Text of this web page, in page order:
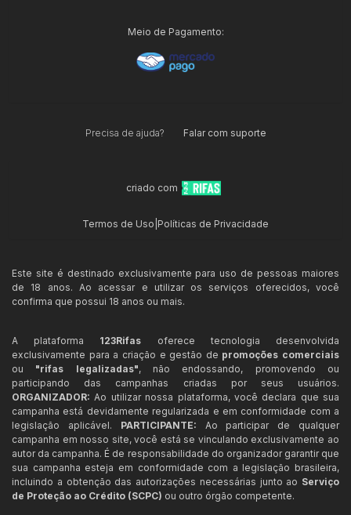
Meio de Pagamento:
Precisa de ajuda? Falar com suporte
criado com
Termos de Uso Políticas de Privacidade
Este site é destinado exclusivamente para uso de pessoas maiores
de 18 anos. Ao acessar e utilizar os serviços oferecidos, você
confirma que possui 18 anos ou mais.
A plataforma 123Rifas oferece tecnologia desenvolvida
exclusivamente para a criação e gestão de promoções comerciais
ou "rifas legalizadas", não endossando, promovendo ou
participando das campanhas criadas por seus usuários.
ORGANIZADOR: Ao utilizar nossa plataforma, você declara que sua
campanha está devidamente regularizada e em conformidade com a
legislação aplicável. PARTICIPANTE: Ao participar de qualquer
campanha em nosso site, você está se vinculando exclusivamente ao
autor da campanha. É de responsabilidade do organizador garantir que
sua campanha esteja em conformidade com a legislação brasileira,
incluindo a obtenção das autorizações necessárias junto ao Serviço
de Proteção ao Crédito (SCPC) ou outro órgão competente.